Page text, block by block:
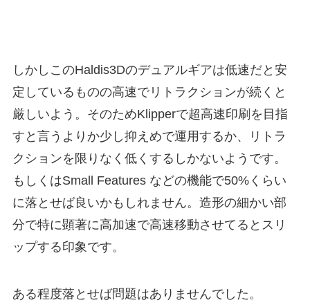
しかしこのHaldis3Dのデュアルギアは低速だと安
定しているものの高速でリトラクションが続くと
厳しいよう。そのためKlipperで超高速印刷を目指
すと言うよりか少し抑えめで運用するか、リトラ
クションを限りなく低くするしかないようです。
もしくはSmall Features などの機能で50%くらい
に落とせば良いかもしれません。造形の細かい部
分で特に顕著に高加速で高速移動させてるとスリ
ップする印象です。
ある程度落とせば問題はありませんでした。